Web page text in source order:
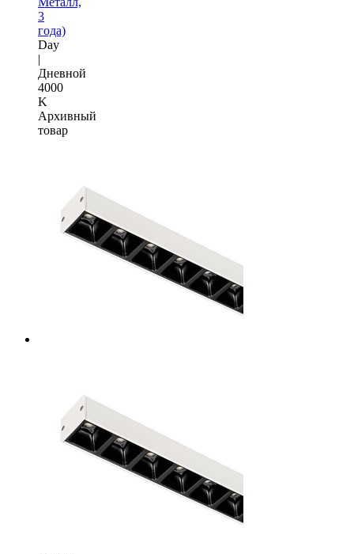
3
года)
Day
|
Дневной
4000
K
Архивный
товар